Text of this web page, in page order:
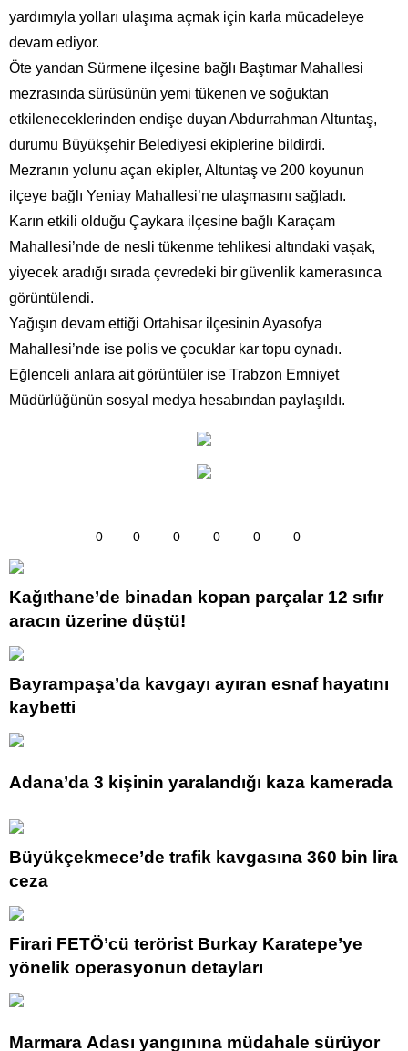
yardımıyla yolları ulaşıma açmak için karla mücadeleye
devam ediyor.
Öte yandan Sürmene ilçesine bağlı Baştımar Mahallesi
mezrasında sürüsünün yemi tükenen ve soğuktan
etkileneceklerinden endişe duyan Abdurrahman Altuntaş,
durumu Büyükşehir Belediyesi ekiplerine bildirdi.
Mezranın yolunu açan ekipler, Altuntaş ve 200 koyunun
ilçeye bağlı Yeniay Mahallesi’ne ulaşmasını sağladı.
Karın etkili olduğu Çaykara ilçesine bağlı Karaçam
Mahallesi’nde de nesli tükenme tehlikesi altındaki vaşak,
yiyecek aradığı sırada çevredeki bir güvenlik kamerasınca
görüntülendi.
Yağışın devam ettiği Ortahisar ilçesinin Ayasofya
Mahallesi’nde ise polis ve çocuklar kar topu oynadı.
Eğlenceli anlara ait görüntüler ise Trabzon Emniyet
Müdürlüğünün sosyal medya hesabından paylaşıldı.
0 0 0 0 0 0
Kağıthane’de binadan kopan parçalar 12 sıfır
aracın üzerine düştü!
Bayrampaşa’da kavgayı ayıran esnaf hayatını
kaybetti
Adana’da 3 kişinin yaralandığı kaza kamerada
Büyükçekmece’de trafik kavgasına 360 bin lira
ceza
Firari FETÖ’cü terörist Burkay Karatepe’ye
yönelik operasyonun detayları
Marmara Adası yangınına müdahale sürüyor